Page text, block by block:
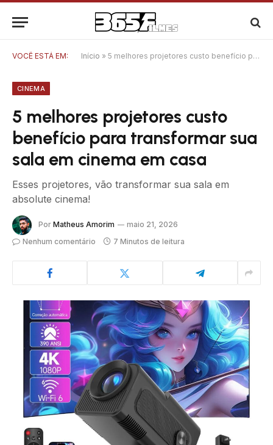
VOCÊ ESTÁ EM: Início » 5 melhores projetores custo benefício para transformar sua sala em cinema em casa
CINEMA
5 melhores projetores custo
benefício para transformar sua
sala em cinema em casa
Esses projetores, vão transformar sua sala em
absolute cinema!
Por Matheus Amorim
maio 21, 2026
Nenhum comentário
7 Minutos de leitura